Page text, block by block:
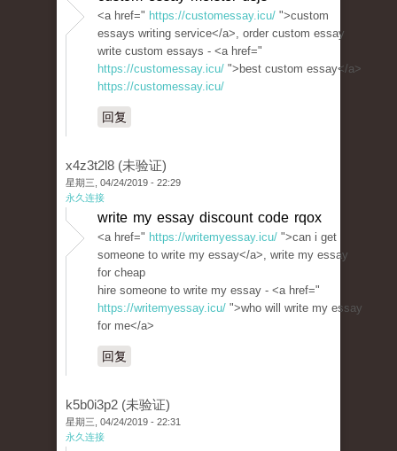
<a href=" https://customessay.icu/ ">custom
essays writing service</a>, order custom essay
write custom essays - <a href="
https://customessay.icu/ ">best custom essay</a>
https://customessay.icu/
回复
x4z3t2l8 (未验证)
星期三, 04/24/2019 - 22:29
永久连接
write my essay discount code rqox
<a href=" https://writemyessay.icu/ ">can i get
someone to write my essay</a>, write my essay
for cheap
hire someone to write my essay - <a href="
https://writemyessay.icu/ ">who will write my essay
for me</a>
回复
k5b0i3p2 (未验证)
星期三, 04/24/2019 - 22:31
永久连接